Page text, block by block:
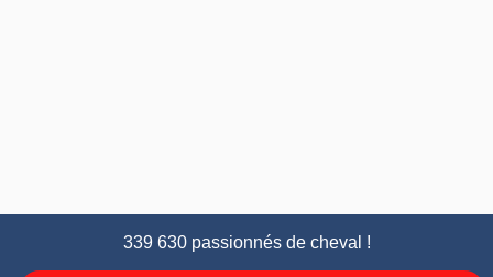
339 630 passionnés de cheval !